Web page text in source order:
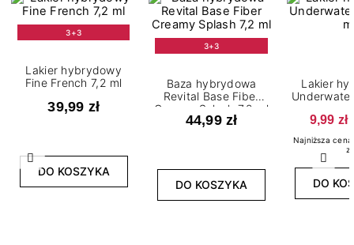
Poprzedni
3+3
Lakier hybrydowy
Fine French 7,2 ml
39,99 zł
DO KOSZYKA
3+3
Baza hybrydowa
Revital Base Fiber
Creamy Splash 7,2 ml
44,99 zł
DO KOSZYKA
Lakier
9,99 zł
Najniższa
zł
DO